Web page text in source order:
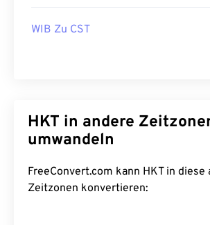
WIB Zu CST
HKT in andere
umwandeln
FreeConvert.com kann HKT in diese
Zeitzonen konvertieren: